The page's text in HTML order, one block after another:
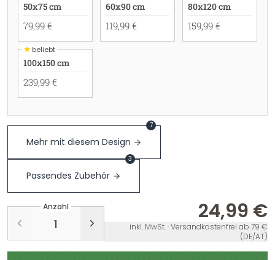
50x75 cm
79,99 €
60x90 cm
119,99 €
80x120 cm
159,99 €
★beliebt
100x150 cm
239,99 €
Mehr mit diesem Design
7
Passendes Zubehör
3
Anzahl 24,99 €
inkl. MwSt. · Versandkostenfrei ab 79 €
(DE/AT)